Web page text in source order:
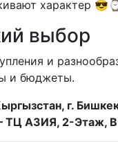
характер
выбор
и
и бюджеты.
г.
ТЦ АЗИЯ, 2-Этаж,